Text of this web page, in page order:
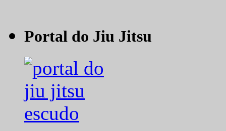
Portal do Jiu Jitsu